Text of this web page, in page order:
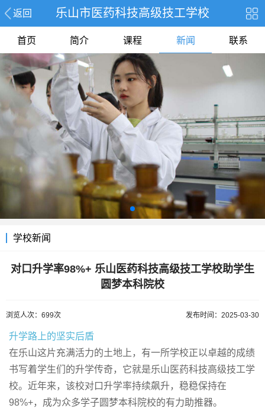
返回 乐山市医药科技高级技工学校
首页 简介 课程 新闻 联系
学校新闻
对口升学率98%+ 乐山医药科技高级技工学校助学生
圆梦本科院校
浏览人次：699次 发布时间：2025-03-30
升学路上的坚实后盾
在乐山这片充满活力的土地上，有一所学校正以卓越的成绩
书写着学生们的升学传奇，它就是乐山医药科技高级技工学
校。近年来，该校对口升学率持续飙升，稳稳保持在
98%+，成为众多学子圆梦本科院校的有力助推器。